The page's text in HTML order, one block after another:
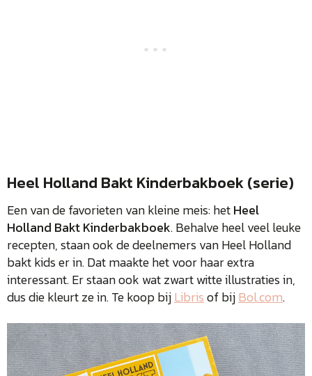
Heel Holland Bakt Kinderbakboek (serie)
Een van de favorieten van kleine meis: hetHeel
Holland Bakt Kinderbakboek. Behalve heel veel leuke
recepten, staan ook de deelnemers van Heel Holland
bakt kids er in. Dat maakte het voor haar extra
interessant. Er staan ook wat zwart witte illustraties in,
dus die kleurt ze in. Te koop bijLibrisof bijBol.com.